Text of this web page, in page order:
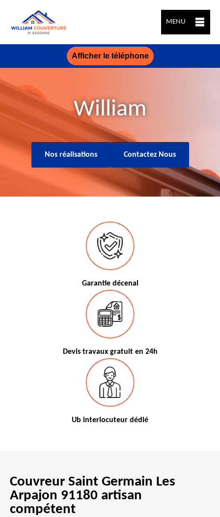
MENU
Afficher le téléphone
William
Nos réalisations Contactez Nous
Garantie décenal
Devis travaux gratuit en 24h
Ub interlocuteur dédié
Couvreur Saint Germain Les
Arpajon 91180 artisan
compétent